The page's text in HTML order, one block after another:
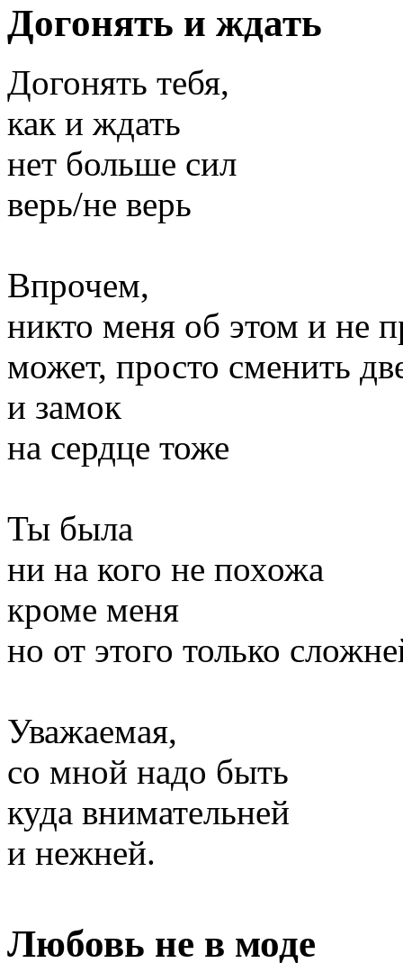
Догонять и ждать
Догонять тебя,
как и ждать
нет больше сил
верь/не верь
Впрочем,
никто меня об этом и не
может, просто сменить
и замок
на сердце тоже
Ты была
ни на кого не похожа
кроме меня
но от этого только
Уважаемая,
со мной надо быть
куда внимательней
и нежней.
Любовь не в моде